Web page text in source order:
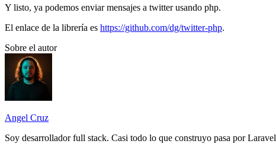
Y listo, ya podemos enviar mensajes a twitter usando php.
El enlace de la librería es https://github.com/dg/twitter-php.
Sobre el autor
Angel Cruz
Soy desarrolladorfull stack. Casi todo lo que construyo pasa por Laravel